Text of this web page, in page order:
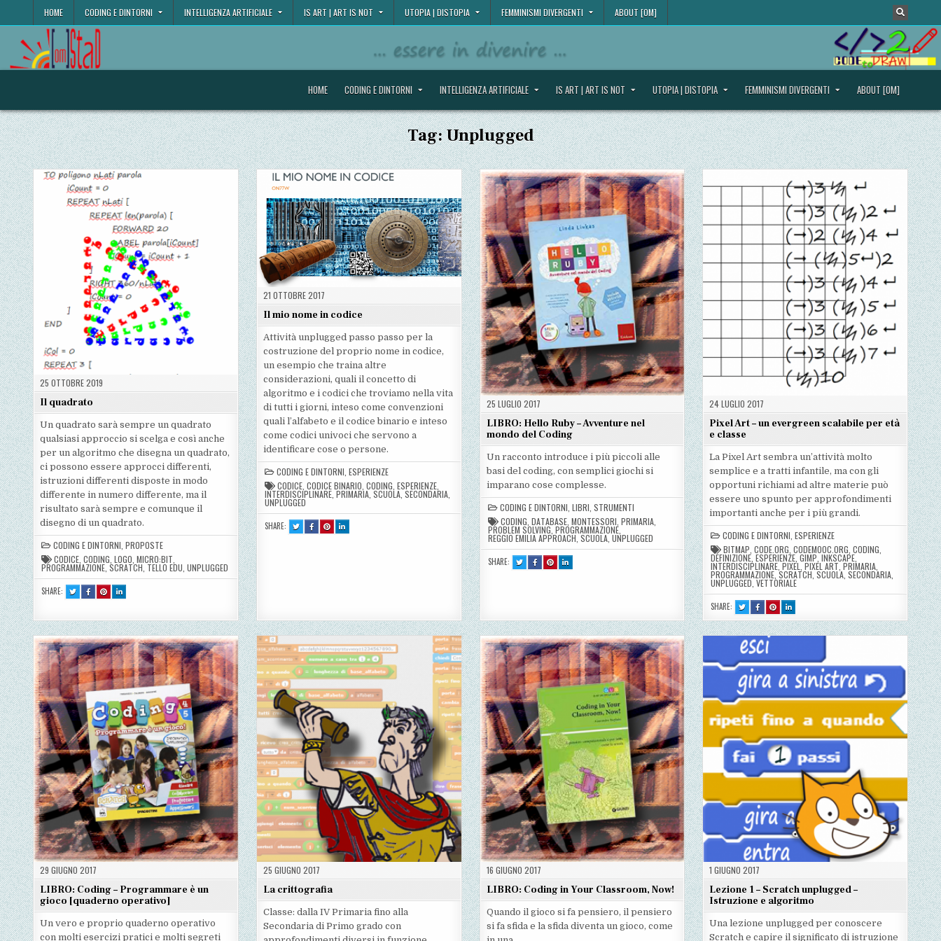
HOME CODING E DINTORNI INTELLIGENZA ARTIFICIALE IS ART | ART IS NOT UTOPIA | DISTOPIA FEMMINISMI DIVERGENTI ABOUT [OM]
HOME CODING E DINTORNI INTELLIGENZA ARTIFICIALE IS ART | ART IS NOT UTOPIA | DISTOPIA FEMMINISMI DIVERGENTI ABOUT [OM]
Tag:Unplugged
25 OTTOBRE 2019
Il quadrato
Un quadrato sarà sempre un quadrato
qualsiasi approccio si scelga e così anche
per un algoritmo che disegna un quadrato,
ci possono essere approcci differenti,
istruzioni differenti disposte in modo
differente in numero differente, ma il
risultato sarà sempre e comunque il
disegno di un quadrato.
CODING E DINTORNI PROPOSTE
CODICE CODING LOGO MICRO:BIT
PROGRAMMAZIONE SCRATCH TELLO EDU UNPLUGGED
SHARE: TWEET
THIS!
QUADRATO
SHARE
THIS
:
IL
QUADRATO
SHARE
THIS
:
IL
QUADRATO
SHARE
THIS
:
IL
QUADRATO
21 OTTOBRE 2017
Il mio nome in codice
Attività unplugged passo passo per la
costruzione del proprio nome in codice,
un esempio che traina altre
considerazioni, quali il concetto di
algoritmo e i codici che troviamo nella vita
di tutti i giorni, inteso come convenzioni
quali l’alfabeto e il codice binario e inteso
come codici univoci che servono a
identificare cose o persone.
CODING E DINTORNI ESPERIENZE
CODICE, CODICE BINARIO CODING ESPERIENZE,
INTERDISCIPLINARE, PRIMARIA, SCUOLA, SECONDARIA,
UNPLUGGED
SHARE: TWEET
THIS!
SHARE
THIS
SHARE
THIS
SHARE
THIS
25 LUGLIO 2017
LIBRO: Hello Ruby – Avventure nel
mondo del Coding
Un racconto introduce i più piccoli alle
basi del coding, con semplici giochi si
imparano cose complesse.
CODING E DINTORNI LIBRI STRUMENTI
CODING DATABASE, MONTESSORI PRIMARIA,
PROBLEM SOLVING PROGRAMMAZIONE,
REGGIO EMILIA APPROACH SCUOLA, UNPLUGGED
SHARE: TWEET
THIS!
MONDO
DEL
CODING
SHARE
THIS
AVVENTURE
NEL
MONDO
DEL
CODING
SHARE
THIS
AVVENTURE
NEL
MONDO
DEL
CODING
SHARE
THIS
AVVENTURE
NEL
MONDO
DEL
CODING
24 LUGLIO 2017
Pixel Art – un evergreen scalabile per età
e classe
La Pixel Art sembra un’attività molto
semplice e a tratti infantile, ma con gli
opportuni richiami ad altre materie può
essere uno spunto per approfondimenti
importanti anche per i più grandi.
CODING E DINTORNI ,ESPERIENZE
BITMAP ,CODE.ORG ,CODEMOOC.ORG ,CODING
DEFINIZIONE ,ESPERIENZE ,GIMP ,INKSCAPE
INTERDISCIPLINARE ,PIXEL ,PIXEL ART ,PRIMARIA
PROGRAMMAZIONE ,SCRATCH ,SCUOLA ,SECONDARIA
UNPLUGGED ,VETTORIALE
SHARE: TWEET
THIS!
:
PIXEL
ART
–
UN
EVERGREEN
SCALABILE
PER
ETÀ
E
CLASSE
SHARE
THIS
ON
FACEBOOK
:
PIXEL
ART
–
UN
EVERGREEN
SCALABILE
PER
ETÀ
E
CLASSE
SHARE
THIS
ON
PINTEREST
:
UN
EVERGREEN
SCALABILE
PER
ETÀ
E
CLASSE
SHARE
THIS
ON
LINKEDIN
:
UN
EVERGREEN
SCALABILE
PER
ETÀ
E
CLASSE
29 GIUGNO 2017
LIBRO: Coding – Programmare è un
gioco [quaderno operativo]
Un vero e proprio quaderno operativo
con molti esercizi pratici e molti segreti
25 GIUGNO 2017
La crittografia
Classe: dalla IV Primaria fino alla
Secondaria di Primo grado con
16 GIUGNO 2017
LIBRO: Coding in Your Classroom, Now!
Quando il gioco si fa pensiero, il pensiero
si fa sfida e la sfida diventa un gioco, come
1 GIUGNO 2017
Lezione 1 – Scratch unplugged –
Istruzione e algoritmo
Una lezione unplugged per conoscere
Scratch e capire il significato di istruzione